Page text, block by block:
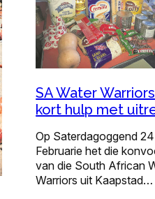
SA Water Warriors
kort hulp met
Op Saterdagoggend 24
Februarie het die
van die South African
Warriors uit Kaapstad…